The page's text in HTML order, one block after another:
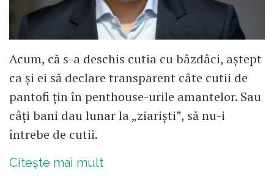
Acum, că s-a deschis cutia cu bâzdâci, aștept
ca și ei să declare transparent câte cutii de
pantofi țin în penthouse-urile amantelor. Sau
câți bani dau lunar la „ziariști”, să nu-i
întrebe de cutii.
Citește mai mult